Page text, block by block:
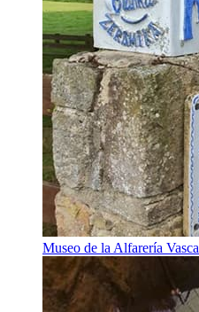
Museo de la Alfarería Vasca